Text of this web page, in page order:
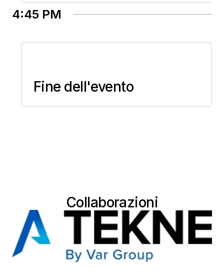
4:45 PM
Fine dell'evento
Collaborazioni